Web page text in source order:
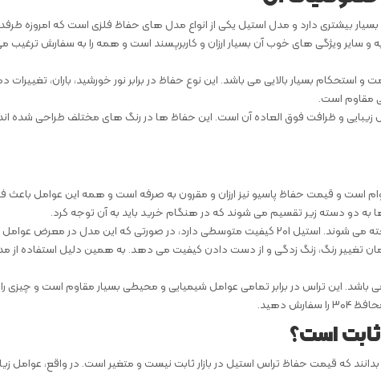
بیشتری دارد و مدل استیل یکی از انواع مدل های حفاظ فلزی است که امروزه
و سایر ویژگی های خوب آن بسیار ارزان و کاربرپسند است و همه را به سفارش ترغیب
بسیار بالایی می باشد. این نوع حفاظ در برابر نور خورشید، باران، تغییرات
مقاوم است.
و ظرافت فوق العاده آن است. این حفاظ ها در رنگ های مختلف طراحی شده
است و قیمت حفاظ پاسیو نیز ارزان و مقرون به صرفه است و همه این عوامل باعث
به دو دسته زیر تقسیم می شوند که در هنگام خرید باید به آن توجه کرد.
این دو نوع به نام های استیل 201 و استیل 304 شناخته می شوند. استیل 201 کیفیت متوسطی دارد، در صورتی که این مدل در معرض عوامل
زمان تغییر رنگ، زنگ زدگی و از دست دادن کیفیت می دهد. به همین دلیل استفاده از
و بی نظیر می باشد. این تراس در برابر تمامی عوامل شیمیایی و محیطی بسیار مقاوم است و چیزی را
دهید.
است؟
که قیمت حفاظ تراس استیل در بازار ثابت نیست و متغیر است. در واقع، عوامل